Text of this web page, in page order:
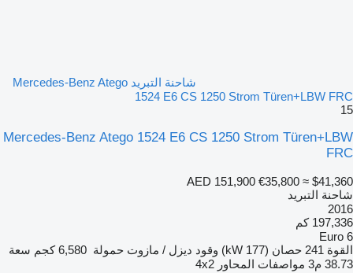
شاحنة التبريد Mercedes-Benz Atego
1524 E6 CS 1250 Strom Türen+LBW FRC
15
Mercedes-Benz Atego 1524 E6 CS 1250 Strom Türen+LBW
FRC
AED 151,900 €35,800 ≈ $41,360
شاحنة التبريد
2016
197,336 كم
Euro 6
القوة 241 حصان (177 kW) وقود ديزل / مازوت حمولة 6,580 كجم
سعة
38.73 م3
مواصفات المحاور 4x2